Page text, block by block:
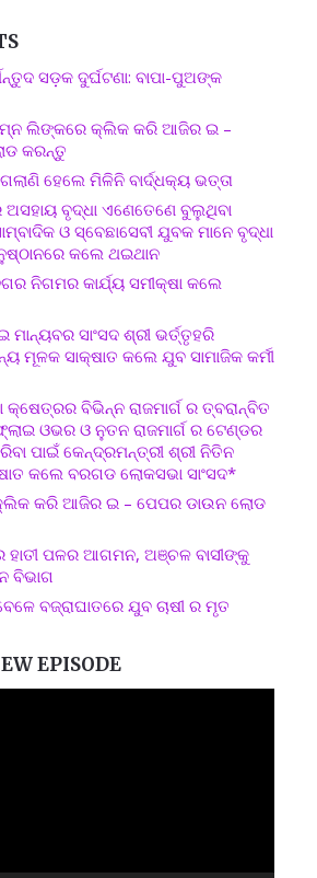
ସଡ଼କ ଦୁର୍ଘଟଣା: ବାପା-ପୁଅଙ୍କ
ଲିଙ୍କରେ କ୍ଲିକ କରି ଆଜିର ଇ –
କରନ୍ତୁ
ହେଲେ ମିଳିନି ବାର୍ଦ୍ଧକ୍ୟ ଭତ୍ତା
ବୃଦ୍ଧା ଏଣେତେଣେ ବୁଲୁଥିବା
ଓ ସ୍ବେଛାସେବୀ ଯୁବକ ମାନେ ବୃଦ୍ଧା
କଲେ ଥଇଥାନ
ନିଗମର କାର୍ଯ୍ୟ ସମୀକ୍ଷା କଲେ
ମାନ୍ୟବର ସାଂସଦ ଶ୍ରୀ ଭର୍ତ୍ତୃହରି
ମୂଳକ ସାକ୍ଷାତ କଲେ ଯୁବ ସାମାଜିକ କର୍ମୀ
ବିଭିନ୍ନ ରାଜମାର୍ଗ ର ତ୍ବରାନ୍ବିତ
ଓଭର ଓ ନୁତନ ରାଜମାର୍ଗ ର ଟେଣ୍ଡର
ପାଇଁ କେନ୍ଦ୍ରମନ୍ତ୍ରୀ ଶ୍ରୀ ନିତିନ
କଲେ ବରଗଡ ଲୋକସଭା ସାଂସଦ*
କରି ଆଜିର ଇ – ପେପର ଡାଉନ ଲୋଡ
ହାତୀ ପଳର ଆଗମନ, ଅଞ୍ଚଳ ବାସୀଙ୍କୁ
ବିଭାଗ
ବଜ୍ରାଘାତରେ ଯୁବ ଚାଷୀ ର ମୃତ
EPISODE